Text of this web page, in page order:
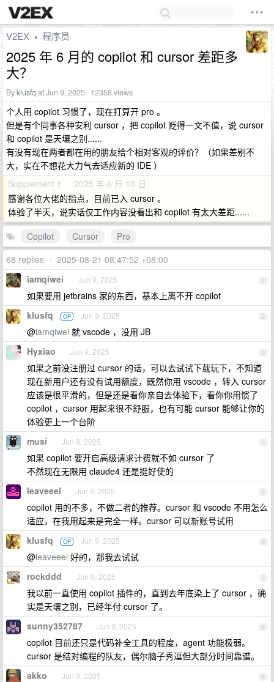
V2EX › 程序员
2025 年 6 月的 copilot 和 cursor 差距多
大？
Byklusfq at Jun 9, 2025 · 12358 views
个人用 copilot 习惯了，现在打算开 pro 。
但是有个同事各种安利 cursor ，把 copilot 贬得一文不值，说 cursor
和 copilot 是天壤之别......
有没有现在两者都在用的朋友给个相对客观的评价？（如果差别不
大，实在不想花大力气去适应新的 IDE ）
Supplement 1 · 2025 年 6 月 10 日
感谢各位大佬的指点，目前已入 cursor 。
体验了半天，说实话仅工作内容没看出和 copilot 有太大差距......
Copilot
Cursor
Pro
68 replies • 2025-08-21 08:47:52 +08:00
1
iamqiwei Jun 9, 2025
如果要用 jetbrains 家的东西，基本上离不开 copilot
2
klusfq OP Jun 9, 2025
@iamqiwei 就 vscode ，没用 JB
3
Hyxiao Jun 9, 2025
如果之前没注册过 cursor 的话，可以去试试下载玩下，不知道
现在新用户还有没有试用额度，既然你用 vscode ，转入 cursor
应该是很平滑的，但是还是看你亲自去体验下，看你你用惯了
copilot ，cursor 用起来很不舒服，也有可能 cursor 能够让你的
体验更上一个台阶
4
musi Jun 9, 2025
如果 copilot 要开启高级请求计费就不如 cursor 了
不然现在无限用 claude4 还是挺好使的
5
leaveeel Jun 9, 2025
copilot 用的不多，不做二者的推荐。cursor 和 vscode 不用怎么
适应，在我用起来是完全一样。cursor 可以新账号试用
6
klusfq OP Jun 9, 2025
@leaveeel 好的，那我去试试
7
rockddd Jun 9, 2025
我以前一直使用 copilot 插件的，直到去年底染上了 cursor ，确
实是天壤之别，已经年付 cursor 了。
8
sunny352787 Jun 9, 2025
copilot 目前还只是代码补全工具的程度，agent 功能极弱。
cursor 是结对编程的队友，偶尔脑子秀逗但大部分时间靠谱。
9
akko Jun 9, 2025